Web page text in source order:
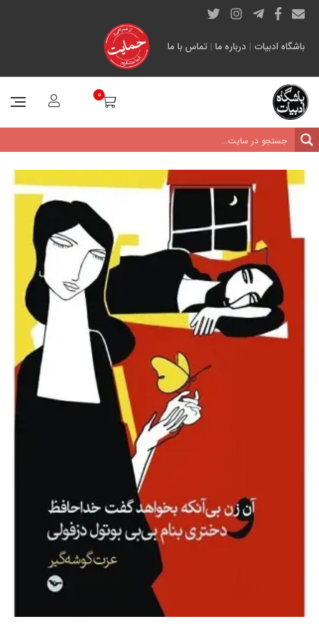
باشگاه ادبیات | درباره ما | تماس با ما
0